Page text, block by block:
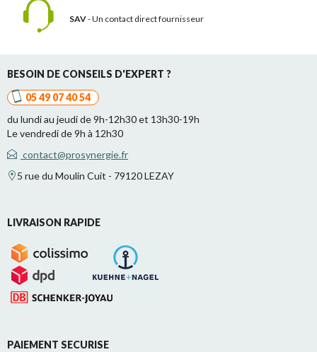
SAV- Un contact direct fournisseur
BESOIN DE CONSEILS D'EXPERT ?
05 49 07 40 54
du lundi au jeudi de 9h-12h30 et 13h30-19h
Le vendredi de 9h à 12h30
contact@prosynergie.fr
5 rue du Moulin Cuit - 79120 LEZAY
LIVRAISON RAPIDE
PAIEMENT SECURISE